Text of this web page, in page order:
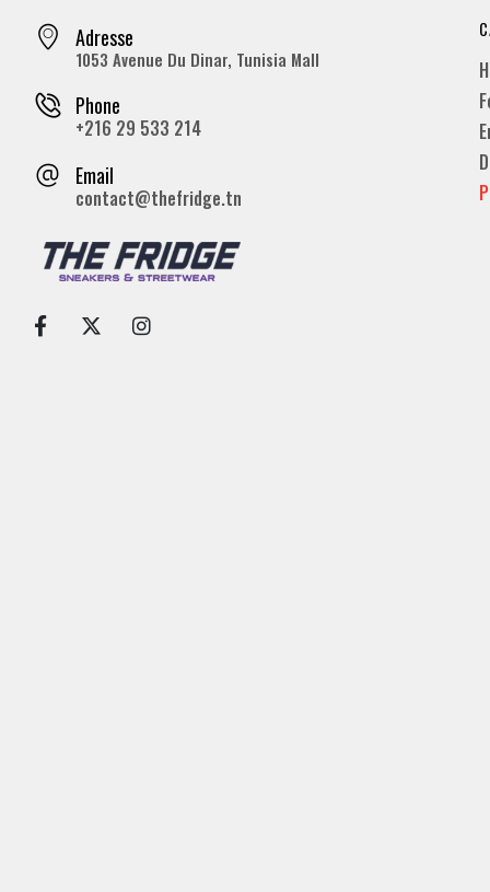
Adresse
1053 Avenue Du Dinar, Tunisia Mall
Phone
+216 29 533 214
Email
contact@thefridge.tn